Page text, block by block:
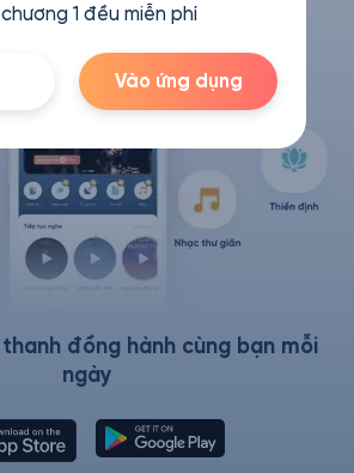
đồng hành cùng bạn mỗi
ngày
1 đều miễn phí
Vào ứng dụng